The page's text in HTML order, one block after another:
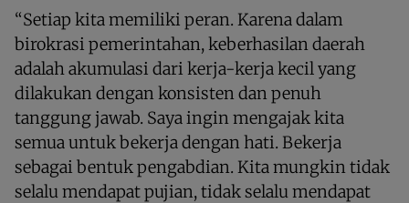
“Setiap kita memiliki peran. Karena dalam
birokrasi pemerintahan, keberhasilan daerah
adalah akumulasi dari kerja-kerja kecil yang
dilakukan dengan konsisten dan penuh
tanggung jawab. Saya ingin mengajak kita
semua untuk bekerja dengan hati. Bekerja
sebagai bentuk pengabdian. Kita mungkin tidak
selalu mendapat pujian, tidak selalu mendapat